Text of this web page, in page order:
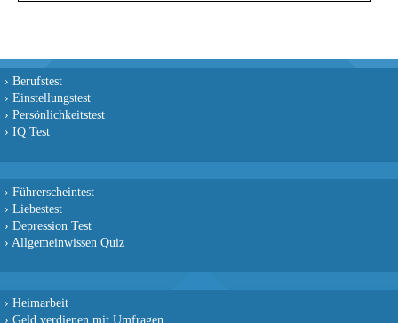
› Berufstest
› Einstellungstest
› Persönlichkeitstest
› IQ Test
› Führerscheintest
› Liebestest
› Depression Test
› Allgemeinwissen Quiz
› Heimarbeit
› Geld verdienen mit Umfragen